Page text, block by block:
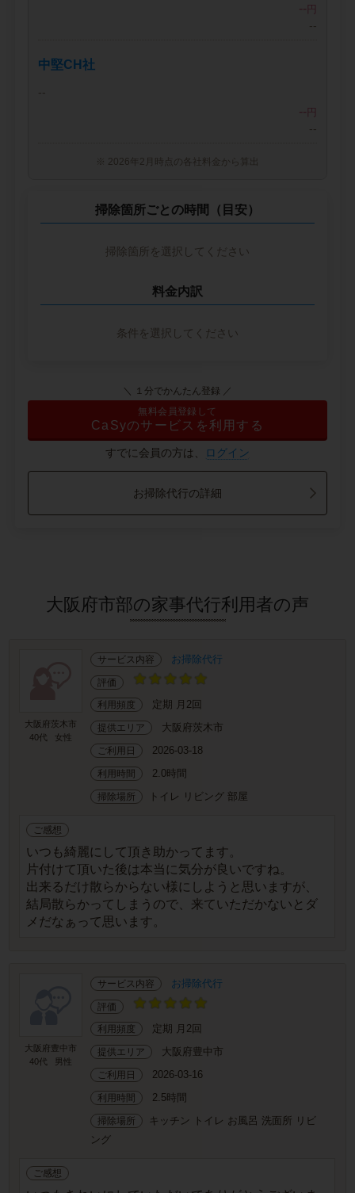
-- 円
--
中堅CH社
--
-- 円
--
※ 2026年2月時点の各社料金から算出
掃除箇所ごとの時間（目安）
掃除箇所を選択してください
料金内訳
条件を選択してください
＼ １分でかんたん登録 ／
無料会員登録して
CaSyのサービスを利用する
すでに会員の方は、 ログイン
お掃除代行の詳細
大阪府市部の家事代行利用者の声
大阪府茨木市
40代
女性
サービス内容 お掃除代行
評価
利用頻度 定期 月2回
提供エリア 大阪府茨木市
ご利用日 2026-03-18
利用時間 2.0時間
掃除場所 トイレ リビング 部屋
ご感想
いつも綺麗にして頂き助かってます。
片付けて頂いた後は本当に気分が良いですね。
出来るだけ散らからない様にしようと思いますが、
結局散らかってしまうので、来ていただかないとダ
メだなぁって思います。
大阪府豊中市
40代
男性
サービス内容 お掃除代行
評価
利用頻度 定期 月2回
提供エリア 大阪府豊中市
ご利用日 2026-03-16
利用時間 2.5時間
掃除場所
キッチン トイレ お風呂 洗面所 リビ
ング
ご感想